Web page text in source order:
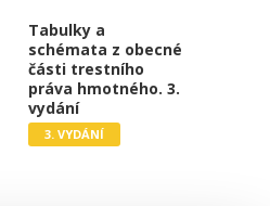
Tabulky a
schémata z obecné
části trestního
práva hmotného. 3.
vydání
3. VYDÁNÍ